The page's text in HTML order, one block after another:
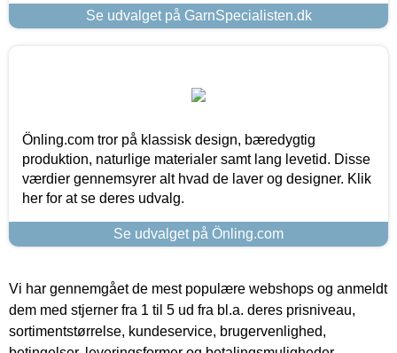
Se udvalget på GarnSpecialisten.dk
Önling.com tror på klassisk design, bæredygtig
produktion, naturlige materialer samt lang levetid. Disse
værdier gennemsyrer alt hvad de laver og designer. Klik
her for at se deres udvalg.
Se udvalget på Önling.com
Vi har gennemgået de mest populære webshops og anmeldt
dem med stjerner fra 1 til 5 ud fra bl.a. deres prisniveau,
sortimentstørrelse, kundeservice, brugervenlighed,